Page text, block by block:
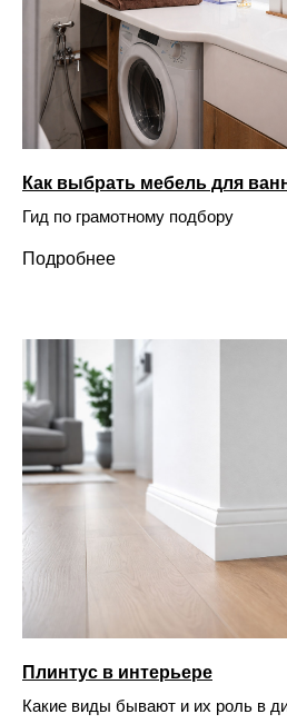
Как выбрать мебель для
Гид по грамотному подбору
Подробнее
Плинтус в интерьере
Какие виды бывают и их роль в